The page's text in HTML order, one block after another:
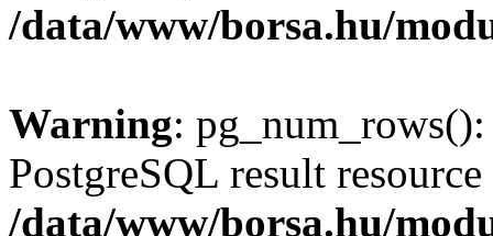
/data/www/borsa.hu/
Warning:
PostgreSQL result
/data/www/borsa.hu/